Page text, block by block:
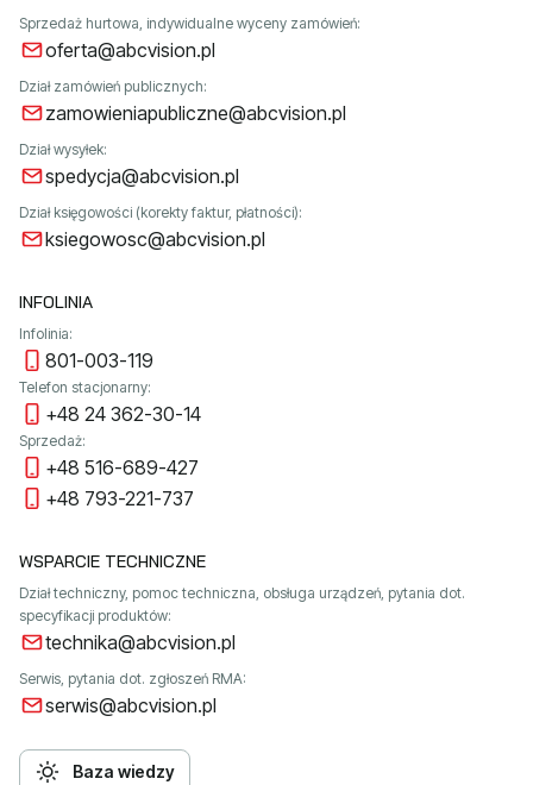
Sprzedaż hurtowa, indywidualne wyceny zamówień:
oferta@abcvision.pl
Dział zamówień publicznych:
zamowieniapubliczne@abcvision.pl
Dział wysyłek:
spedycja@abcvision.pl
Dział księgowości (korekty faktur, płatności):
ksiegowosc@abcvision.pl
INFOLINIA
Infolinia:
801-003-119
Telefon stacjonarny:
+48 24 362-30-14
Sprzedaż:
+48 516-689-427
+48 793-221-737
WSPARCIE TECHNICZNE
Dział techniczny, pomoc techniczna, obsługa urządzeń, pytania dot.
specyfikacji produktów:
technika@abcvision.pl
Serwis, pytania dot. zgłoszeń RMA:
serwis@abcvision.pl
Baza wiedzy